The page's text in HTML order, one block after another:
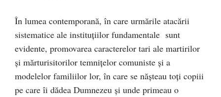
În lumea contemporană, în care urmările atacării
sistematice ale instituţiilor fundamentale sunt
evidente, promovarea caracterelor tari ale martirilor
şi mărturisitorilor temniţelor comuniste şi a
modelelor familiilor lor, în care se năşteau toţi copiii
pe care îi dădea Dumnezeu şi unde primeau o